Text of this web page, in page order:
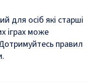
для осіб які старші
іграх може
правил